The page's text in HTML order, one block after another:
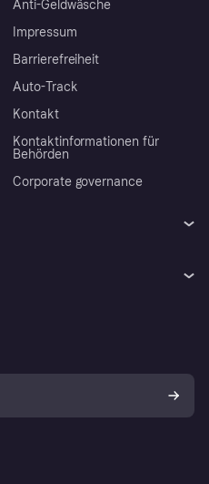
Anti-Geldwäsche
Impressum
Barrierefreiheit
Auto-Track
Kontakt
Kontaktinformationen für
Behörden
Corporate governance